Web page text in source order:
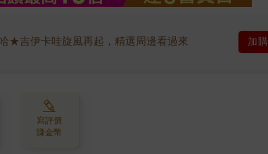
★吉伊卡哇旋風再起，精選周邊看過來 加購
寫評價
賺金幣